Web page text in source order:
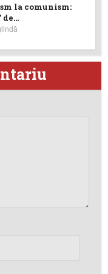
la comunism:
de...